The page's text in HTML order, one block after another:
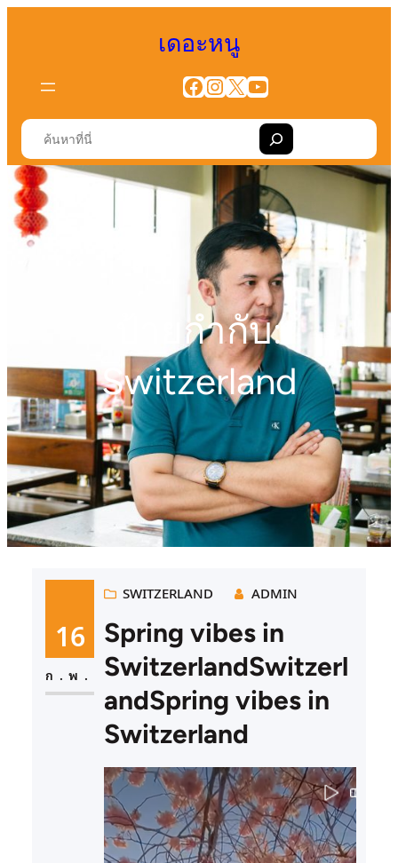
เดอะหนู
Facebook InstagramX YouTube
S
e
a
r
c
ป้ายกำกับ:
Switzerland
16
ก.พ.
SWITZERLAND ADMIN
Spring vibes in
SwitzerlandSwitzerl
andSpring vibes in
Switzerland